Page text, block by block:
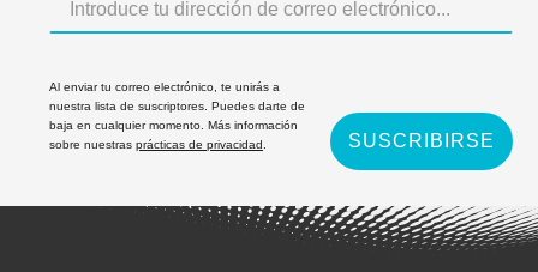
Al enviar tu correo electrónico, te unirás a
nuestra lista de suscriptores. Puedes darte de
baja en cualquier momento. Más información
sobre nuestras prácticas de privacidad SUSCRIBIRSE